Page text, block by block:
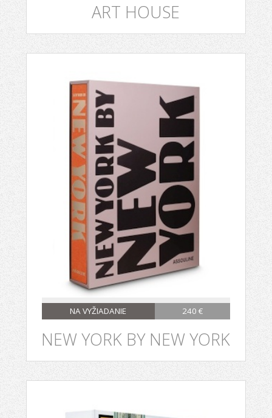
ART HOUSE
NA VYŽIADANIE 240 €
NEW YORK BY NEW YORK